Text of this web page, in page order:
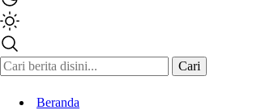
Cari
Beranda